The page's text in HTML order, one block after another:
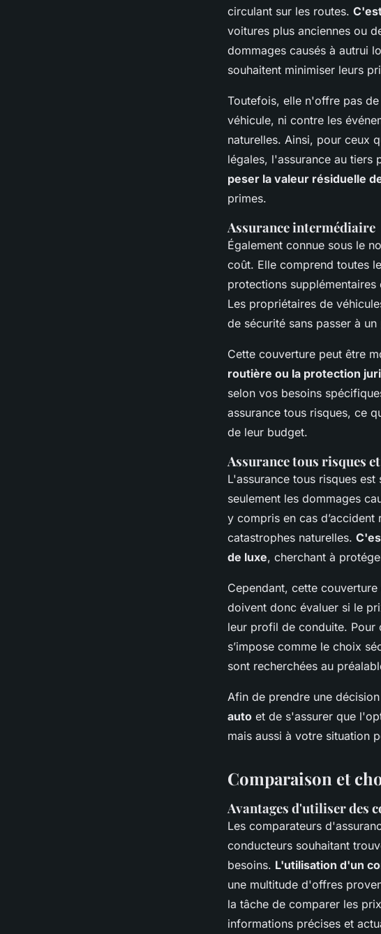
circulant sur les routes.
voitures plus anciennes ou
dommages causés à autrui
souhaitent minimiser leurs
Toutefois, elle n'offre pas de
véhicule, ni contre les
naturelles. Ainsi, pour ceux
légales, l'assurance au tiers
peser la valeur résiduelle
primes.
Assurance intermédiaire
Également connue sous le
coût. Elle comprend toutes
protections supplémentaires
Les propriétaires de
de sécurité sans passer à
Cette couverture peut être
routière ou la protection
selon vos besoins
assurance tous risques, ce
de leur budget.
Assurance tous risques
L'assurance tous risques
seulement les dommages
y compris en cas
catastrophes naturelles.
de luxe, cherchant à
Cependant, cette
doivent donc évaluer si le
leur profil de conduite. Pour
s’impose comme le choix
sont recherchées au
Afin de prendre une
auto et de s'assurer que
mais aussi à votre situation
Comparaison et
Avantages d'utiliser des
Les comparateurs
conducteurs souhaitant
besoins. L'utilisation d'un
une multitude d'offres
la tâche de comparer les
informations précises et